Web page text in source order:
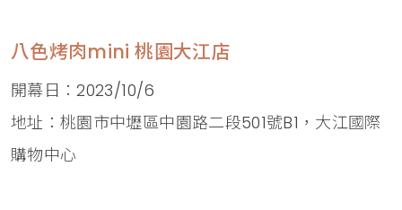
八色烤肉mini 桃園大江店
開幕日：2023/10/6
地址：桃園市中壢區中園路二段501號B1，大江國際
購物中心